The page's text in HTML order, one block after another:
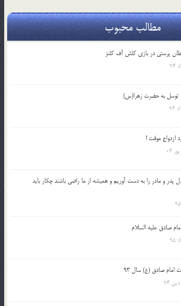
مطالب محبوب
پرستی در بازی کلش آف کلنز
توسل به حضرت زهرا(س)
ازدواج موقت !
پدر و مادر را به دست آوريم و هميشه از ما راضي باشند چكار بايد
صادق علیه السلام
امام صادق (ع) سال 93